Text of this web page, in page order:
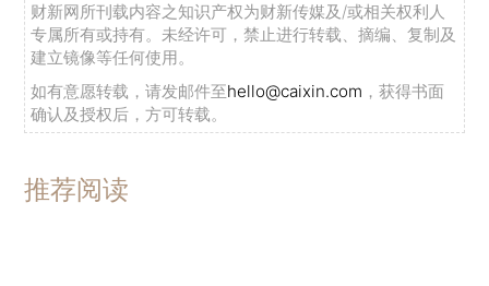
财新网所刊载内容之知识产权为财新传媒及/或相关权利人
专属所有或持有。未经许可，禁止进行转载、摘编、复制及
建立镜像等任何使用。
如有意愿转载，请发邮件至hello@caixin.com ，获得书面
确认及授权后，方可转载。
推荐阅读